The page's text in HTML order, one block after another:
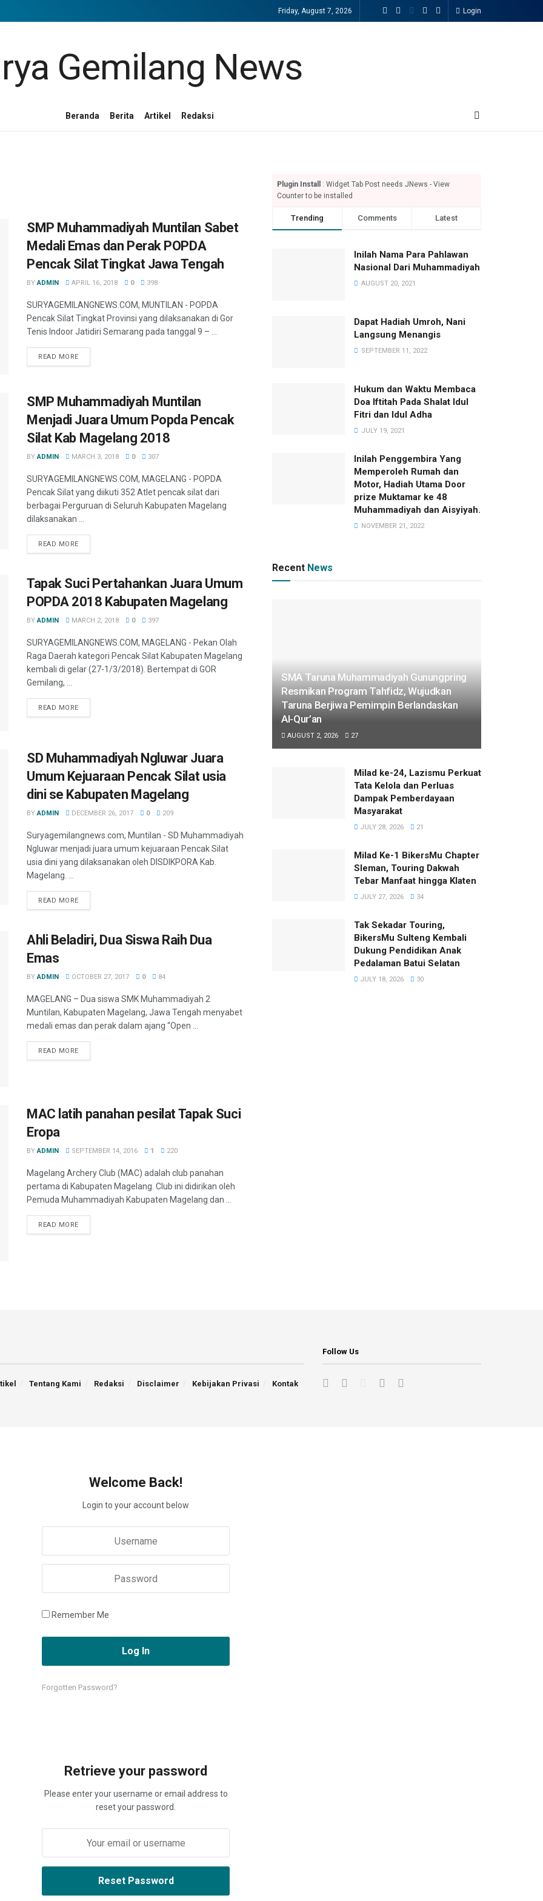
Friday, August 7, 2026 Login
Beranda Berita Artikel Redaksi
SMP Muhammadiyah Muntilan Sabet
Medali Emas dan Perak POPDA
Pencak Silat Tingkat Jawa Tengah
BY ADMIN APRIL 16, 2018 0 398
SURYAGEMILANGNEWS.COM, MUNTILAN - POPDA
Pencak Silat Tingkat Provinsi yang dilaksanakan di Gor
Tenis Indoor Jatidiri Semarang pada tanggal 9 – ...
READ MORE
SMP Muhammadiyah Muntilan
Menjadi Juara Umum Popda Pencak
Silat Kab Magelang 2018
BY ADMIN MARCH 3, 2018 0 307
SURYAGEMILANGNEWS.COM, MAGELANG - POPDA
Pencak Silat yang diikuti 352 Atlet pencak silat dari
berbagai Perguruan di Seluruh Kabupaten Magelang
dilaksanakan ...
READ MORE
Tapak Suci Pertahankan Juara Umum
POPDA 2018 Kabupaten Magelang
BY ADMIN MARCH 2, 2018 0 397
SURYAGEMILANGNEWS.COM, MAGELANG - Pekan Olah
Raga Daerah kategori Pencak Silat Kabupaten Magelang
kembali di gelar (27-1/3/2018). Bertempat di GOR
Gemilang, ...
READ MORE
SD Muhammadiyah Ngluwar Juara
Umum Kejuaraan Pencak Silat usia
dini se Kabupaten Magelang
BY ADMIN DECEMBER 26, 2017 0 209
Suryagemilangnews.com, Muntilan - SD Muhammadiyah
Ngluwar menjadi juara umum kejuaraan Pencak Silat
usia dini yang dilaksanakan oleh DISDIKPORA Kab.
Magelang. ...
READ MORE
Ahli Beladiri, Dua Siswa Raih Dua
Emas
BY ADMIN OCTOBER 27, 2017 0 84
MAGELANG – Dua siswa SMK Muhammadiyah 2
Muntilan, Kabupaten Magelang, Jawa Tengah menyabet
medali emas dan perak dalam ajang “Open ...
READ MORE
MAC latih panahan pesilat Tapak Suci
Eropa
BY ADMIN SEPTEMBER 14, 2016 1 220
Magelang Archery Club (MAC) adalah club panahan
pertama di Kabupaten Magelang. Club ini didirikan oleh
Pemuda Muhammadiyah Kabupaten Magelang dan ...
READ MORE
Plugin Install
: Widget Tab Post needs JNews - View
Counter to be installed
Trending Comments Latest
Inilah Nama Para Pahlawan
Nasional Dari Muhammadiyah
AUGUST 20, 2021
Dapat Hadiah Umroh, Nani
Langsung Menangis
SEPTEMBER 11, 2022
Hukum dan Waktu Membaca
Doa Iftitah Pada Shalat Idul
Fitri dan Idul Adha
JULY 19, 2021
Inilah Penggembira Yang
Memperoleh Rumah dan
Motor, Hadiah Utama Door
prize Muktamar ke 48
Muhammadiyah dan Aisyiyah.
NOVEMBER 21, 2022
Recent News
SMA Taruna Muhammadiyah Gunungpring
Resmikan Program Tahfidz, Wujudkan
Taruna Berjiwa Pemimpin Berlandaskan
Al-Qur’an
AUGUST 2, 2026 27
Milad ke-24, Lazismu Perkuat
Tata Kelola dan Perluas
Dampak Pemberdayaan
Masyarakat
JULY 28, 2026 21
Milad Ke-1 BikersMu Chapter
Sleman, Touring Dakwah
Tebar Manfaat hingga Klaten
JULY 27, 2026 34
Tak Sekadar Touring,
BikersMu Sulteng Kembali
Dukung Pendidikan Anak
Pedalaman Batui Selatan
JULY 18, 2026 30
Tentang Kami Redaksi Disclaimer Kebijakan Privasi Kontak
Follow Us
Welcome Back!
Login to your account below
Remember Me
Forgotten Password?
Retrieve your password
Please enter your username or email address to
reset your password.